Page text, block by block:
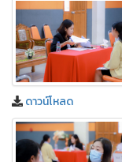
ดาวน์โหลด